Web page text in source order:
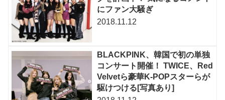
にファン大騒ぎ
2018.11.12
BLACKPINK、韓国で初の単独
コンサート開催！ TWICE、Red
Velvetら豪華K-POPスターらが
駆けつける[写真あり]